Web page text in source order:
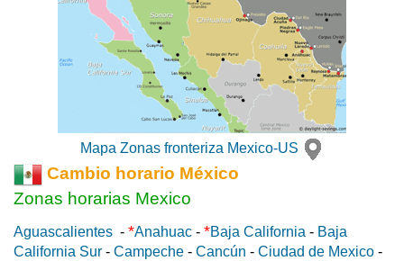
Mapa Zonas fronteriza Mexico-US
Cambio horario México
Zonas horarias Mexico
Aguascalientes - *Anahuac - *Baja California - Baja
California Sur - Campeche - Cancún - Ciudad de Mexico -